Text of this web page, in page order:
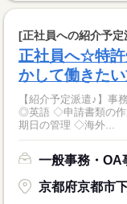
[正社員への紹介予定
正社員へ☆特許
かして働きた
【紹介予定派遣♪】事
◎英語 ◇申請書類の作成（フォーマットあり♪） ◇必要書類準備、
期日の管理 ◇海外...
一般事務・OA
京都府京都市